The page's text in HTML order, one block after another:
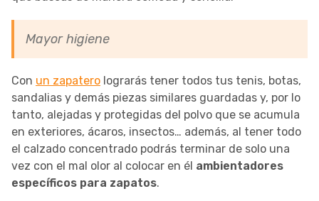
Mayor higiene
Con un zapatero lograrás tener todos tus tenis, botas,
sandalias y demás piezas similares guardadas y, por lo
tanto, alejadas y protegidas del polvo que se acumula
en exteriores, ácaros, insectos… además, al tener todo
el calzado concentrado podrás terminar de solo una
vez con el mal olor al colocar en él ambientadores
específicos para zapatos.